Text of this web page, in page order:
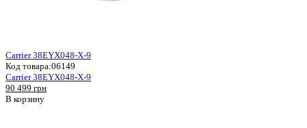
Carrier 38EYX048-X-9
Код товара:06149
Carrier 38EYX048-X-9
90 499 грн
В корзину